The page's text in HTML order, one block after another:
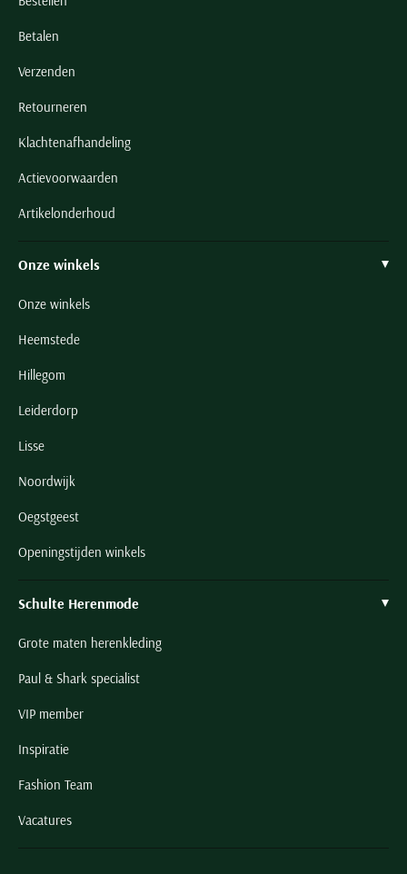
Betalen
Verzenden
Retourneren
Klachtenafhandeling
Actievoorwaarden
Artikelonderhoud
Onze winkels
Onze winkels
Heemstede
Hillegom
Leiderdorp
Lisse
Noordwijk
Oegstgeest
Openingstijden winkels
Schulte Herenmode
Grote maten herenkleding
Paul & Shark specialist
VIP member
Inspiratie
Fashion Team
Vacatures